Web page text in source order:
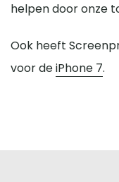
helpen door onze
Ook heeft
voor deiPhone 7.